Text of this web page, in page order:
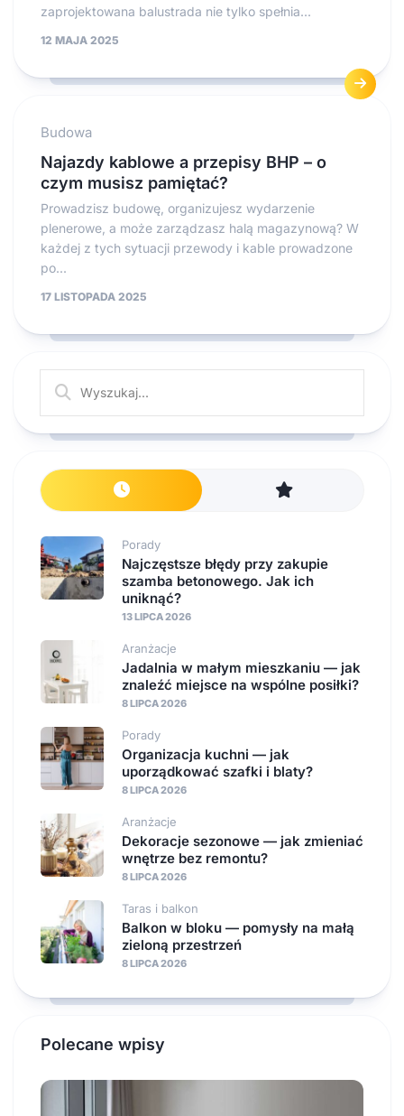
zaprojektowana balustrada nie tylko spełnia...
12 MAJA 2025
Budowa
Najazdy kablowe a przepisy BHP – o
czym musisz pamiętać?
Prowadzisz budowę, organizujesz wydarzenie
plenerowe, a może zarządzasz halą magazynową? W
każdej z tych sytuacji przewody i kable prowadzone
po...
17 LISTOPADA 2025
Porady
Najczęstsze błędy przy zakupie
szamba betonowego. Jak ich
uniknąć?
13 LIPCA 2026
Aranżacje
Jadalnia w małym mieszkaniu — jak
znaleźć miejsce na wspólne posiłki?
8 LIPCA 2026
Porady
Organizacja kuchni — jak
uporządkować szafki i blaty?
8 LIPCA 2026
Aranżacje
Dekoracje sezonowe — jak zmieniać
wnętrze bez remontu?
8 LIPCA 2026
Taras i balkon
Balkon w bloku — pomysły na małą
zieloną przestrzeń
8 LIPCA 2026
Polecane wpisy